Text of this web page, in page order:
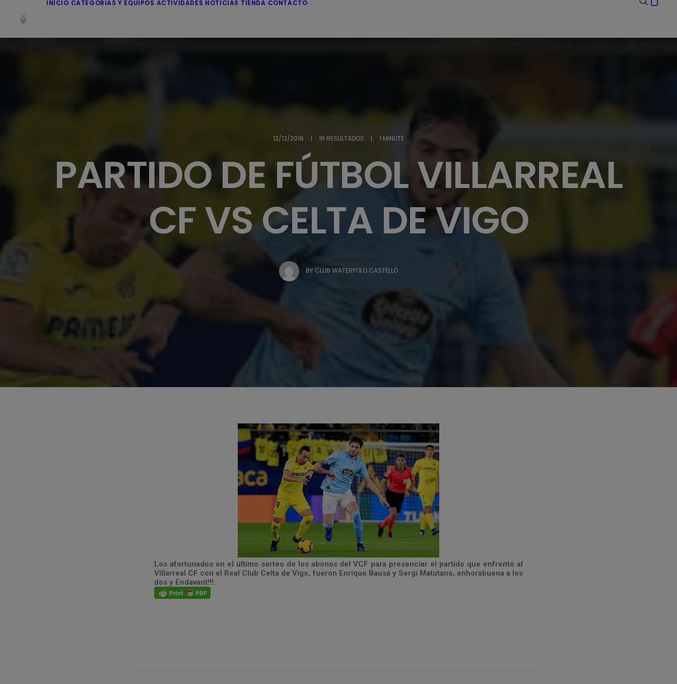
INICIO CATEGORÍAS Y EQUIPOS ACTIVIDADES NOTICIAS TIENDA CONTACTO
12/12/2018 | IN RESULTADOS | 1 MINUTE
PARTIDO DE FÚTBOL VILLARREAL
CF VS CELTA DE VIGO
BY CLUB WATERPOLO CASTELLÓ
Los afortunados en el último sorteo de los abonos del VCF para presenciar el partido que enfrentó al
Villarreal CF con el Real Club Celta de Vigo, fueron Enrique Bausá y Sergi Matutano, enhorabuena a los
dos y Endavant!!!.